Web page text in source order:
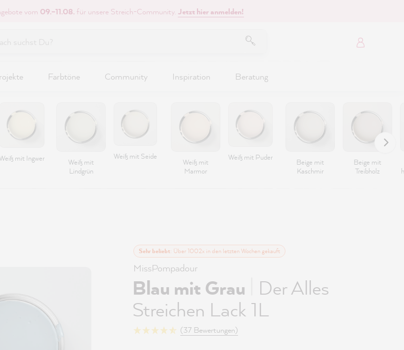
vom 09.–11.08.für unsere Streich-Community. Jetzt hier anmelden!
Farbtöne Community Inspiration Beratung
mit Ingwer
Weiß mit
Lindgrün
Weiß mit Seide
Weiß mit
Marmor
Weiß mit Puder
Beige mit
Kaschmir
Beige mit
Treibholz
Sehr beliebt: Über 1002x in den letzten Wochen gekauft
MissPompadour
Blau mit Grau
Der Alles
Streichen Lack 1L
(37 Bewertungen)